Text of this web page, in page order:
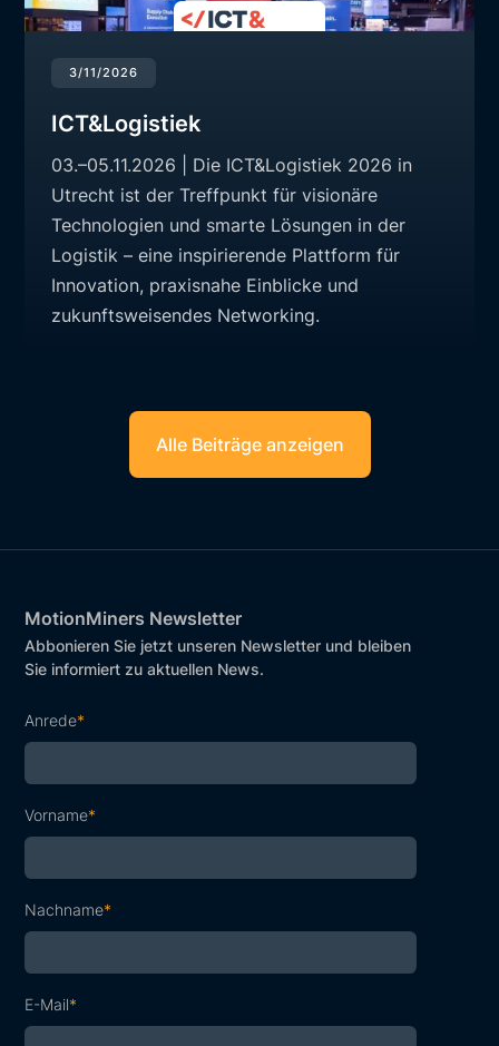
3/11/2026
ICT&Logistiek
03.–05.11.2026 | Die ICT&Logistiek 2026 in
Utrecht ist der Treffpunkt für visionäre
Technologien und smarte Lösungen in der
Logistik – eine inspirierende Plattform für
Innovation, praxisnahe Einblicke und
zukunftsweisendes Networking.
Alle Beiträge anzeigen
MotionMiners Newsletter
Abbonieren Sie jetzt unseren Newsletter und bleiben
Sie informiert zu aktuellen News.
Anrede*
Vorname*
Nachname*
E-Mail*